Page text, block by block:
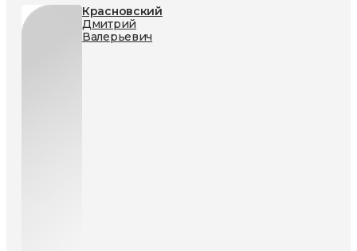
Красновский
Дмитрий
Валерьевич